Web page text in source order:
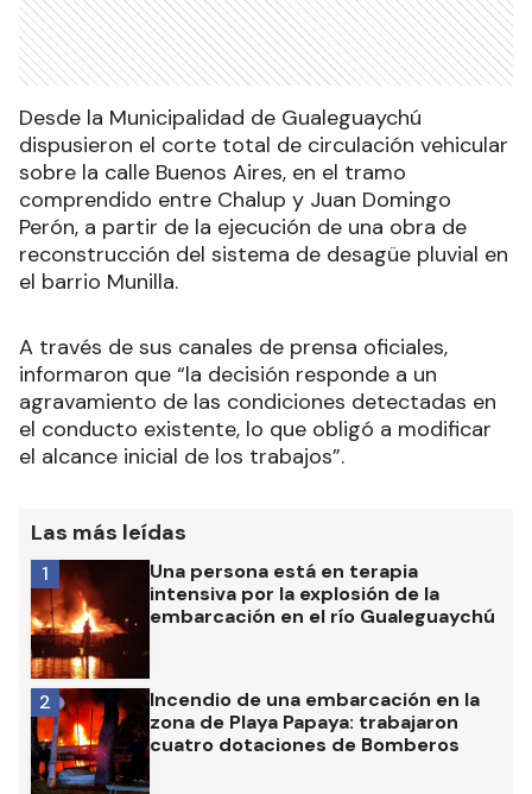
Desde la Municipalidad de Gualeguaychú
dispusieron el corte total de circulación vehicular
sobre la calle Buenos Aires, en el tramo
comprendido entre Chalup y Juan Domingo
Perón, a partir de la ejecución de una obra de
reconstrucción del sistema de desagüe pluvial en
el barrio Munilla.
A través de sus canales de prensa oficiales,
informaron que “la decisión responde a un
agravamiento de las condiciones detectadas en
el conducto existente, lo que obligó a modificar
el alcance inicial de los trabajos”.
Las más leídas
Una persona está en terapia
intensiva por la explosión de la
embarcación en el río Gualeguaychú
1
Incendio de una embarcación en la
zona de Playa Papaya: trabajaron
cuatro dotaciones de Bomberos
2